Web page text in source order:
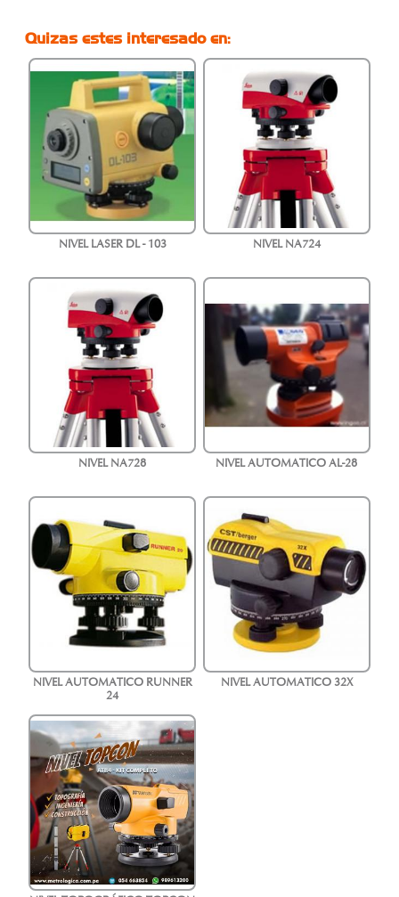
Quizas estes interesado en:
NIVEL LASER DL - 103 NIVEL NA724
NIVEL NA728 NIVEL AUTOMATICO AL-28
NIVEL AUTOMATICO RUNNER
24
NIVEL AUTOMATICO 32X